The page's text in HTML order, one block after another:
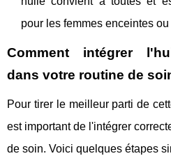
pour les femmes enceintes
Comment intégrer
dans votre routine de
Pour tirer le meilleur parti de
est important de l'intégrer
de soin. Voici quelques étapes